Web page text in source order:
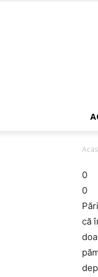
0
0
că